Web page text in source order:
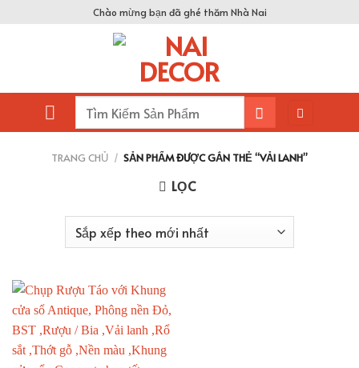
Chào mừng bạn đã ghé thăm Nhà Nai
Tìm
kiếm:
TRANG CHỦ / SẢN PHẨM ĐƯỢC GẮN THẺ “VẢI LANH”
LỌC